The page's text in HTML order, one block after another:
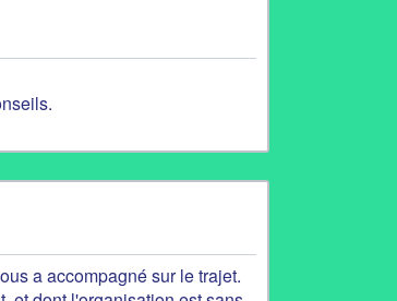
a accompagné sur le trajet.